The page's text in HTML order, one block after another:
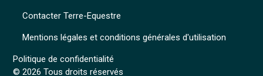
Mentions légales et conditions générales d'utilisation
Politique de confidentialité
© 2026 Tous droits réservés
Contacter Terre-Equestre